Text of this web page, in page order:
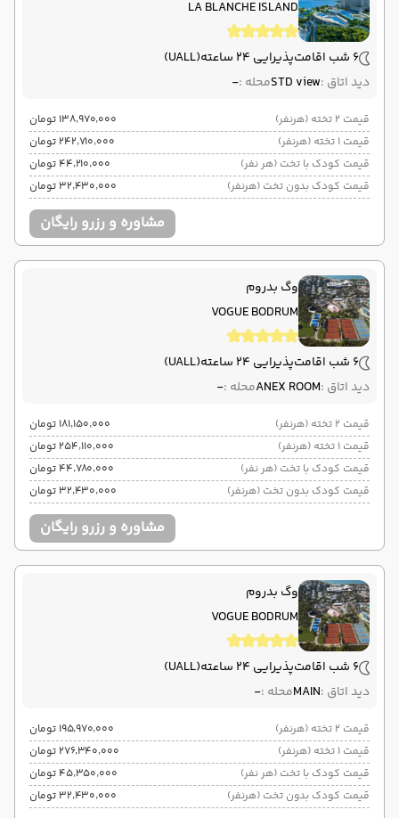
LA BLANCHE ISLAND
6 شب اقامت پذیرایی 24 ساعته
(UALL)
دید اتاق :STD viewمحله :-
قیمت 2 تخته (هرنفر)
۱۳۸٬۹۷۰٬۰۰۰ تومان
قیمت 1 تخته (هرنفر)
۲۴۲٬۷۱۰٬۰۰۰ تومان
قیمت کودک با تخت (هر نفر)
۴۴٬۲۱۰٬۰۰۰ تومان
قیمت کودک بدون تخت (هرنفر)
۳۲٬۴۳۰٬۰۰۰ تومان
مشاوره و رزرو رایگان
وگ بدروم
VOGUE BODRUM
6 شب اقامت پذیرایی 24 ساعته
(UALL)
دید اتاق :ANEX ROOMمحله :-
قیمت 2 تخته (هرنفر)
۱۸۱٬۱۵۰٬۰۰۰ تومان
قیمت 1 تخته (هرنفر)
۲۵۴٬۱۱۰٬۰۰۰ تومان
قیمت کودک با تخت (هر نفر)
۴۴٬۷۸۰٬۰۰۰ تومان
قیمت کودک بدون تخت (هرنفر)
۳۲٬۴۳۰٬۰۰۰ تومان
مشاوره و رزرو رایگان
وگ بدروم
VOGUE BODRUM
6 شب اقامت پذیرایی 24 ساعته
(UALL)
دید اتاق :MAINمحله :-
قیمت 2 تخته (هرنفر)
۱۹۵٬۹۷۰٬۰۰۰ تومان
قیمت 1 تخته (هرنفر)
۲۷۶٬۳۴۰٬۰۰۰ تومان
قیمت کودک با تخت (هر نفر)
۴۵٬۳۵۰٬۰۰۰ تومان
قیمت کودک بدون تخت (هرنفر)
۳۲٬۴۳۰٬۰۰۰ تومان